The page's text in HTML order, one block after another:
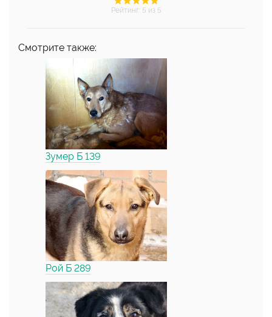
Рейтинг: 5 из 5
Смотрите также:
Зумер Б 139
Рой Б 289